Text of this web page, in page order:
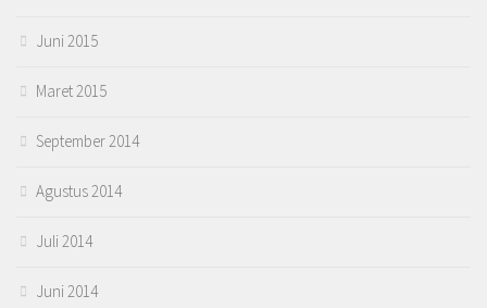
Juni 2015
Maret 2015
September 2014
Agustus 2014
Juli 2014
Juni 2014